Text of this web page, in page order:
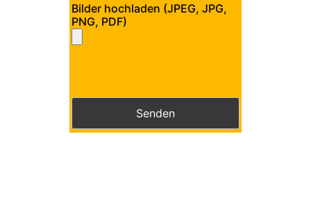
Bilder hochladen (JPEG, JPG,
PNG, PDF)
Bitte lasse dieses Feld leer.